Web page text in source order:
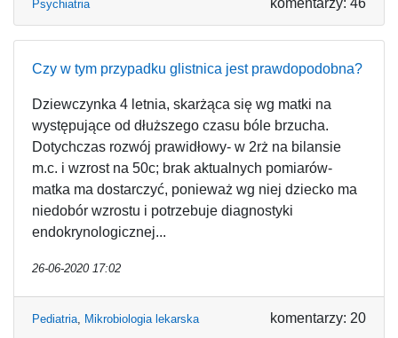
Psychiatria komentarzy: 46
Czy w tym przypadku glistnica jest prawdopodobna?
Dziewczynka 4 letnia, skarżąca się wg matki na
występujące od dłuższego czasu bóle brzucha.
Dotychczas rozwój prawidłowy- w 2rż na bilansie
m.c. i wzrost na 50c; brak aktualnych pomiarów-
matka ma dostarczyć, ponieważ wg niej dziecko ma
niedobór wzrostu i potrzebuje diagnostyki
endokrynologicznej...
26-06-2020 17:02
Pediatria, Mikrobiologia lekarska komentarzy: 20